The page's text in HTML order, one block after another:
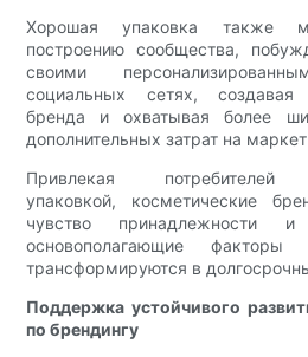
Хорошая упаковка также
построению сообщества,
своими
социальных сетях, создавая
бренда и охватывая более
дополнительных затрат на
Привлекая потребителей
упаковкой, косметические
чувство принадлежности
основополагающие факторы
трансформируются в
Поддержка устойчивого
по брендингу